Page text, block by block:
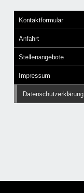
Kontaktformular
Anfahrt
Stellenangebote
Impressum
Datenschutzerklärung